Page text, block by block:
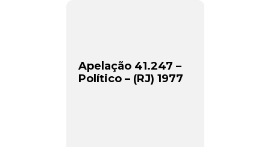
Apelação 41.247 –
Político – (RJ) 1977